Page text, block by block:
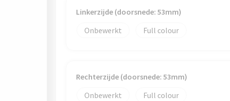
Linkerzijde (doorsnede: 53mm)
Onbewerkt
Full colour
Rechterzijde (doorsnede: 53mm)
Onbewerkt
Full colour